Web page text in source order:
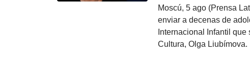
Moscú, 5 ago (Prensa
enviar a decenas de
Internacional Infantil
Cultura, Olga Liubímova.